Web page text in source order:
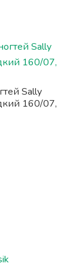
Sally
160/07,